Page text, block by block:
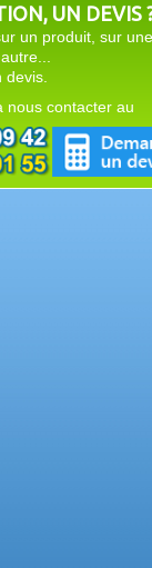
UN DEVIS
un produit, sur une
devis.
nous contacter au